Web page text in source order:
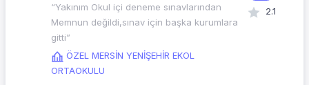
“Yakınım Okul içi deneme sınavlarından
Memnun değildi,sınav için başka kurumlara
gitti”
ÖZEL MERSİN YENİŞEHİR EKOL
ORTAOKULU
2.1